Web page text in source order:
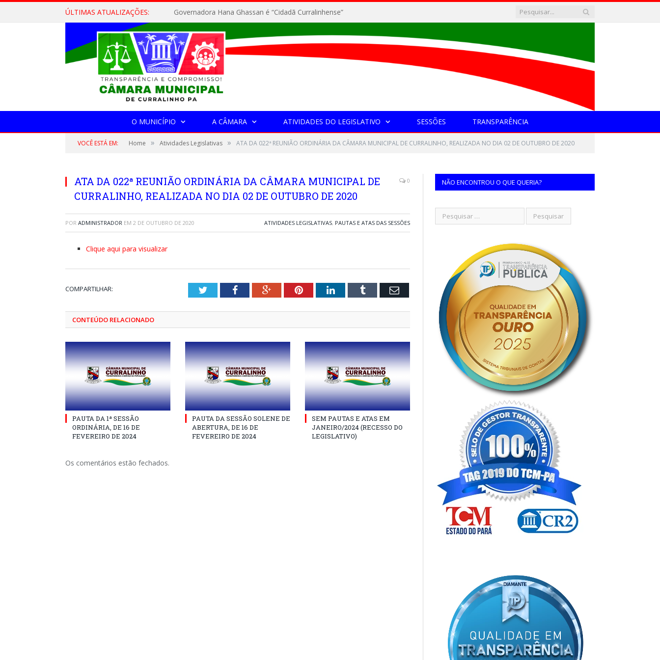
ÚLTIMAS ATUALIZAÇÕES: Governadora Hana Ghassan é “Cidadã Curralinhense”
O MUNICÍPIO A CÂMARA ATIVIDADES DO LEGISLATIVO SESSÕES TRANSPARÊNCIA
VOCÊ ESTÁ EM: Home » Atividades Legislativas » ATA DA 022ª REUNIÃO ORDINÁRIA DA CÂMARA MUNICIPAL DE CURRALINHO, REALIZADA NO DIA 02 DE OUTUBRO DE 2020
ATA DA 022ª REUNIÃO ORDINÁRIA DA CÂMARA MUNICIPAL DE
CURRALINHO, REALIZADA NO DIA 02 DE OUTUBRO DE 2020
0
POR ADMINISTRADOR EM 2 DE OUTUBRO DE 2020 ATIVIDADES LEGISLATIVAS, PAUTAS E ATAS DAS SESSÕES
Clique aqui para visualizar
COMPARTILHAR: TwitterFacebookGoogle+PinterestLinkedInTumblr Email
CONTEÚDO RELACIONADO
PAUTA DA 1ª SESSÃO
ORDINÁRIA, DE 16 DE
FEVEREIRO DE 2024
PAUTA DA SESSÃO SOLENE DE
ABERTURA, DE 16 DE
FEVEREIRO DE 2024
SEM PAUTAS E ATAS EM
JANEIRO/2024 (RECESSO DO
LEGISLATIVO)
Os comentários estão fechados.
NÃO ENCONTROU O QUE QUERIA?